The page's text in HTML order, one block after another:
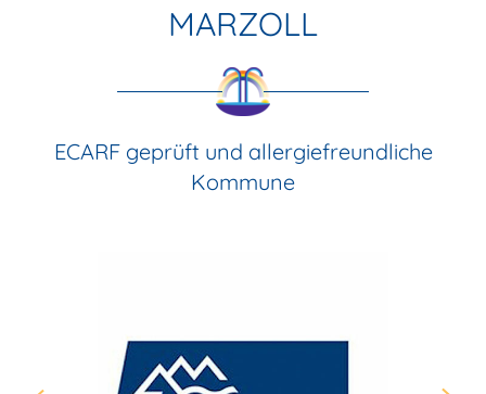
MARZOLL
ECARF geprüft und allergiefreundliche
Kommune